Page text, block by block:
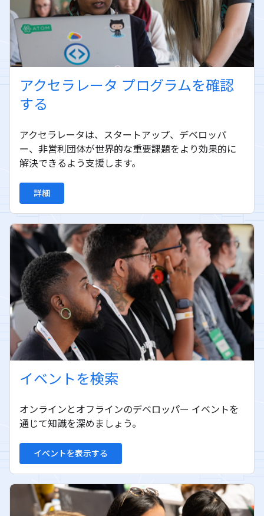
アクセラレータ プログラムを確認
する
アクセラレータは、スタートアップ、デベロッパ
ー、非営利団体が世界的な重要課題をより効果的に
解決できるよう支援します。
詳細
イベントを検索
オンラインとオフラインのデベロッパー イベントを
通じて知識を深めましょう。
イベントを表示する